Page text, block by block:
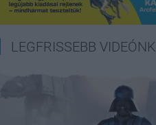
LEGFRISSEBB VIDEÓNK